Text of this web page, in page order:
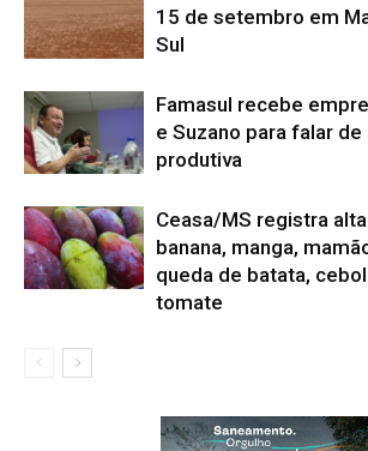
15 de setembro em
Sul
Famasul recebe
e Suzano para falar de
produtiva
Ceasa/MS registra
banana, manga,
queda de batata,
tomate